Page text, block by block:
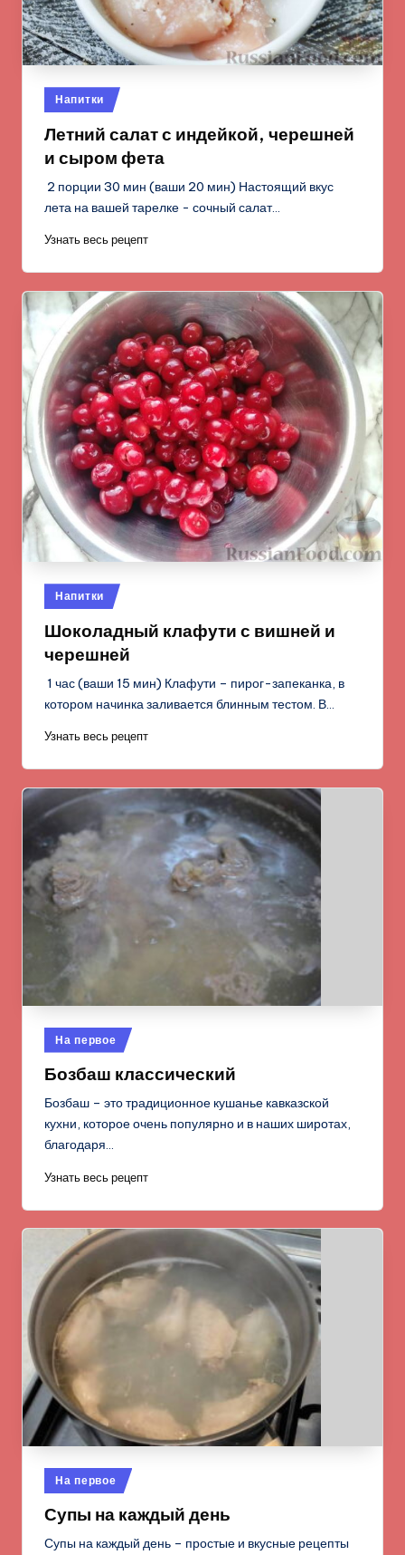
Опубликовано
в
Напитки
Летний салат с индейкой, черешней
и сыром фета
2 порции 30 мин (ваши 20 мин) Настоящий вкус
лета на вашей тарелке - сочный салат…
Узнать весь рецепт
Опубликовано
в
Напитки
Шоколадный клафути с вишней и
черешней
1 час (ваши 15 мин) Клафути – пирог-запеканка, в
котором начинка заливается блинным тестом. В…
Узнать весь рецепт
Опубликовано
в
На первое
Бозбаш классический
Бозбаш – это традиционное кушанье кавказской
кухни, которое очень популярно и в наших широтах,
благодаря…
Узнать весь рецепт
Опубликовано
в
На первое
Супы на каждый день
Супы на каждый день – простые и вкусные рецепты